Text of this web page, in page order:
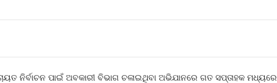
ନିର୍ବାଚନ ପାଇଁ ଅବକାରୀ ବିଭାଗ ଚଳାଇଥିବା ଅଭିଯାନରେ ଗତ ସପ୍ତାହକ ମଧ୍ୟରେ